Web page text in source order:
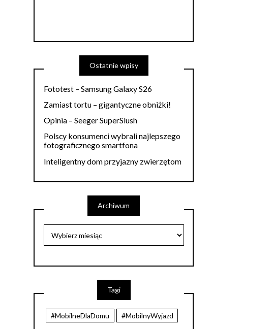
Ostatnie wpisy
Fototest – Samsung Galaxy S26
Zamiast tortu – gigantyczne obniżki!
Opinia – Seeger SuperSlush
Polscy konsumenci wybrali najlepszego
fotograficznego smartfona
Inteligentny dom przyjazny zwierzętom
Archiwum
Tagi
#MobilneDlaDomu #MobilnyWyjazd